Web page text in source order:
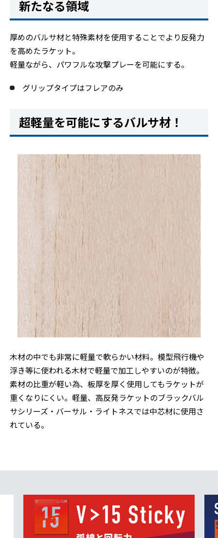
新たなる領域
厚めのバルサ材と特殊素材を使用することでより反発力
を高めたラケット。
軽量ながら、パワフルな攻撃プレーを可能にする。
グリップタイプはフレアのみ
超軽量を可能にするバルサ材！
木材の中でも非常に軽量で軟らかい材料。模型飛行機や
浮き等に使われる木材で軽量で加工しやすいのが特徴。
素材の比重が軽い為、板厚を厚く使用してもラケットが
重くなりにくい。軽量、高反発ラケットのブラックバル
サシリーズ・バーサル・ライトネスでは中芯材に使用さ
れている。